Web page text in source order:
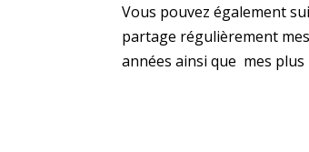
Vous pouvez également
partage régulièrement
années ainsi que mes